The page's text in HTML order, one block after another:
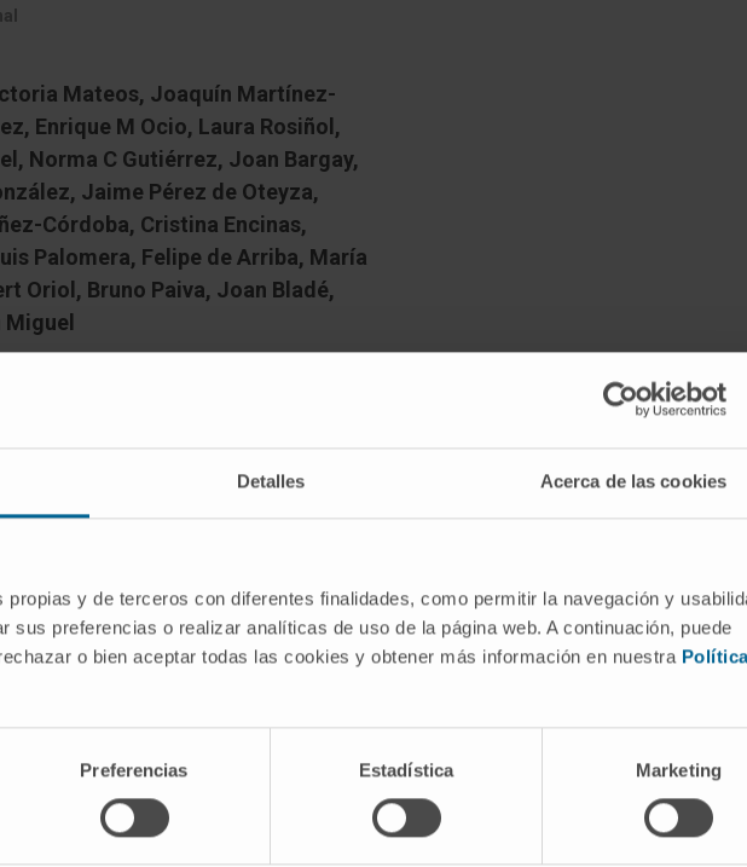
Detalles Acerca de las cookies
propias y de terceros con diferentes finalidades, como permitir la navegación y
sus preferencias o realizar analíticas de uso de la página web. A continuación, puede
o bien aceptar todas las cookies y obtener más información en nuestra
Preferencias Estadística Marketing
Mateos, Joaquín Martínez-
Enrique M Ocio, Laura Rosiñol,
Norma C Gutiérrez, Joan Bargay,
Jaime Pérez de Oteyza,
Córdoba, Cristina Encinas,
Palomera, Felipe de Arriba, María
Oriol, Bruno Paiva, Joan Bladé,
desirable endpoint for elderly
biomarkers predicting this are not
in this endpoint, a population of
patients enrolled in two Spanish
has been analyzed. Among
hoc study, 18.6% remained alive and
initiation.
rate at 10 years was 60.8% as
within the first 5 years.